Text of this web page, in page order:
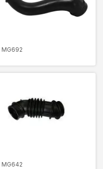
MG692
MG642